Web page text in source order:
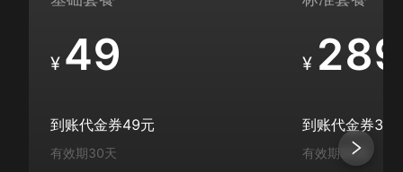
¥ 49
到账代金券49元
有效期30天
¥ 289
到账代金券336
有效期 30天